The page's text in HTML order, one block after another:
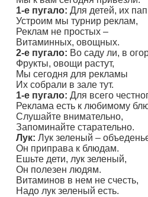
1-е пугало: Для детей, их
Устроим мы турнир реклам,
Реклам не простых –
Витаминных, овощных.
2-е пугало: Во саду ли, в
Фрукты, овощи растут,
Мы сегодня для рекламы
Их собрали в зале тут.
1-е пугало: Для всего
Реклама есть к любимому
Слушайте внимательно,
Запоминайте старательно.
Лук: Лук зеленый –
Он приправа к блюдам.
Ешьте дети, лук зеленый,
Он полезен людям.
Витаминов в нем не счесть,
Надо лук зеленый есть.